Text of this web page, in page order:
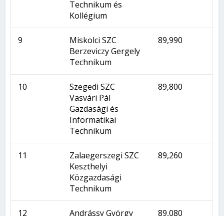
Technikum és
Kollégium
9
Miskolci SZC
Berzeviczy Gergely
Technikum
89,990
10
Szegedi SZC
Vasvári Pál
Gazdasági és
Informatikai
Technikum
89,800
11
Zalaegerszegi SZC
Keszthelyi
Közgazdasági
Technikum
89,260
12
Andrássy György
89,080